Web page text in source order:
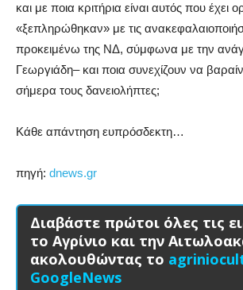
και με ποια κριτήρια είναι αυτός που έχει
«ξεπληρώθηκαν» με τις
προκειμένω της ΝΔ, σύμφωνα με την
Γεωργιάδη– και ποια συνεχίζουν να
σήμερα τους δανειολήπτες;
Κάθε απάντηση ευπρόσδεκτη…
πηγή: dnews.gr
Διαβάστε πρώτοι όλες τις
το Αγρίνιο και την
ακολουθώντας το
GoogleNews